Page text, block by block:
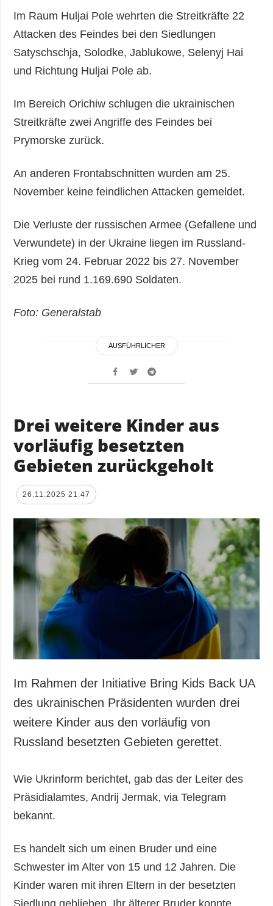
Im Raum Huljai Pole wehrten die Streitkräfte 22
Attacken des Feindes bei den Siedlungen
Satyschschja, Solodke, Jablukowe, Selenyj Hai
und Richtung Huljai Pole ab.
Im Bereich Orichiw schlugen die ukrainischen
Streitkräfte zwei Angriffe des Feindes bei
Prymorske zurück.
An anderen Frontabschnitten wurden am 25.
November keine feindlichen Attacken gemeldet.
Die Verluste der russischen Armee (Gefallene und
Verwundete) in der Ukraine liegen im Russland-
Krieg vom 24. Februar 2022 bis 27. November
2025 bei rund 1.169.690 Soldaten.
Foto: Generalstab
AUSFÜHRLICHER
Drei weitere Kinder aus
vorläufig besetzten
Gebieten zurückgeholt
26.11.2025 21:47
Im Rahmen der Initiative Bring Kids Back UA
des ukrainischen Präsidenten wurden drei
weitere Kinder aus den vorläufig von
Russland besetzten Gebieten gerettet.
Wie Ukrinform berichtet, gab das der Leiter des
Präsidialamtes, Andrij Jermak, via Telegram
bekannt.
Es handelt sich um einen Bruder und eine
Schwester im Alter von 15 und 12 Jahren. Die
Kinder waren mit ihren Eltern in der besetzten
Siedlung geblieben. Ihr älterer Bruder konnte